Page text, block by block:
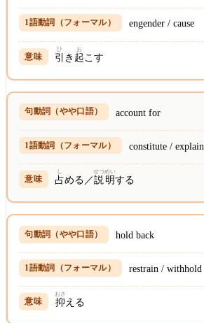
engender / cause
引
ひ
き 起
お
こす
account for
constitute / explain
占める／説明
せつめい
する
hold back
restrain / withhold
抑
おさ
える